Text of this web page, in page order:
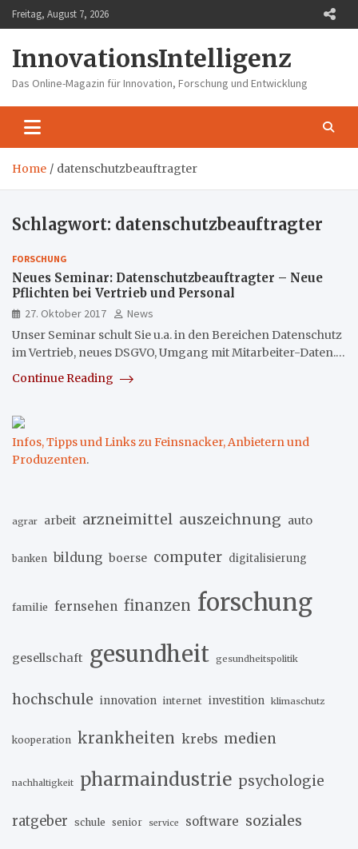
Skip
to
Freitag, August 7, 2026
InnovationsIntelligenz
Das Online-Magazin für Innovation, Forschung und Entwicklung
Home datenschutzbeauftragter
Schlagwort: datenschutzbeauftragter
FORSCHUNG
Neues Seminar: Datenschutzbeauftragter – Neue
Pflichten bei Vertrieb und Personal
27. Oktober 2017
News
Unser Seminar schult Sie u.a. in den Bereichen Datenschutz
im Vertrieb, neues DSGVO, Umgang mit Mitarbeiter-Daten.…
Continue Reading
Infos, Tipps und Links zu Feinsnacker, Anbietern und
Produzenten.
agrar arbeit arzneimittel auszeichnung auto
banken bildung boerse computer digitalisierung
familie fernsehen finanzen forschung
gesellschaft gesundheit gesundheitspolitik
hochschule innovation internet investition klimaschutz
kooperation krankheiten krebs medien
nachhaltigkeit pharmaindustrie psychologie
ratgeber schule senior service software soziales